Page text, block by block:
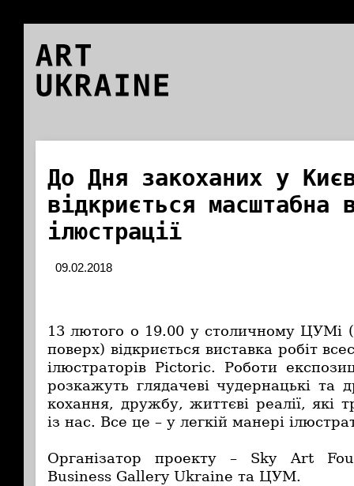
ART
UKRAINE
До Дня закоханих у
відкриється масштабна
ілюстрації
09.02.2018
13 лютого о 19.00 у столичному ЦУМі
поверх) відкриється виставка робіт
ілюстраторів Pictoric. Роботи
розкажуть глядачеві чудернацькі та
кохання, дружбу, життєві реалії, які
із нас. Все це – у легкій манері
Організатор проекту – Sky Art
Business Gallery Ukraine та ЦУМ.